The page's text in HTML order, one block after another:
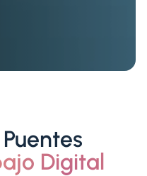
Digital